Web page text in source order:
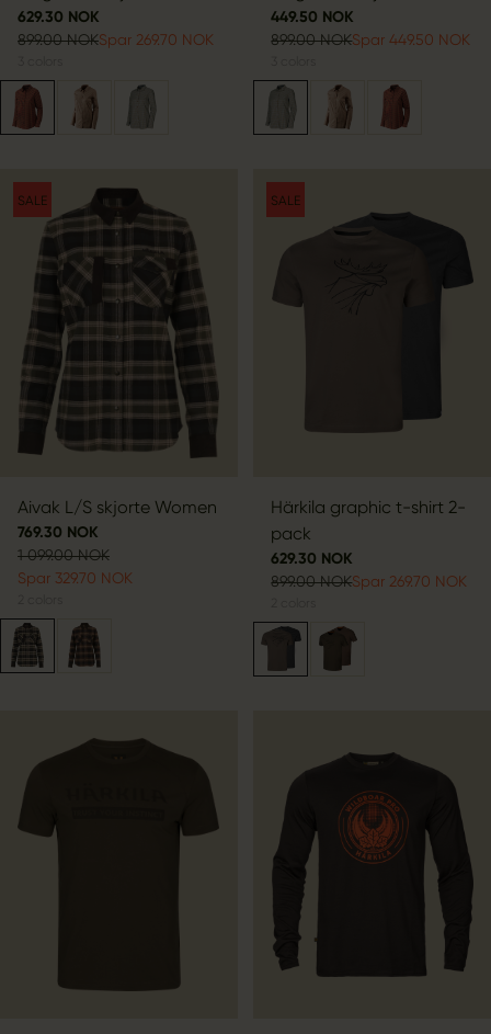
629.30 NOK
899.00 NOKSpar 269.70 NOK
449.50 NOK
899.00 NOKSpar 449.50 NOK
SALE
Aivak L/S skjorte Women
769.30 NOK
1 099.00 NOK
Spar 329.70 NOK
SALE
Härkila graphic t-shirt 2-
pack
629.30 NOK
899.00 NOKSpar 269.70 NOK